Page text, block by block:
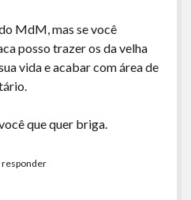
MdM, mas se você
posso trazer os da velha
vida e acabar com área de
que quer briga.
responder